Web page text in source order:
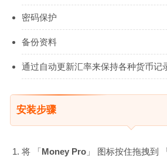
密码保护
备份资料
通过自动更新汇率来保持各种货币记
安装步骤
将 「Money Pro 」 图标按住拖拽到